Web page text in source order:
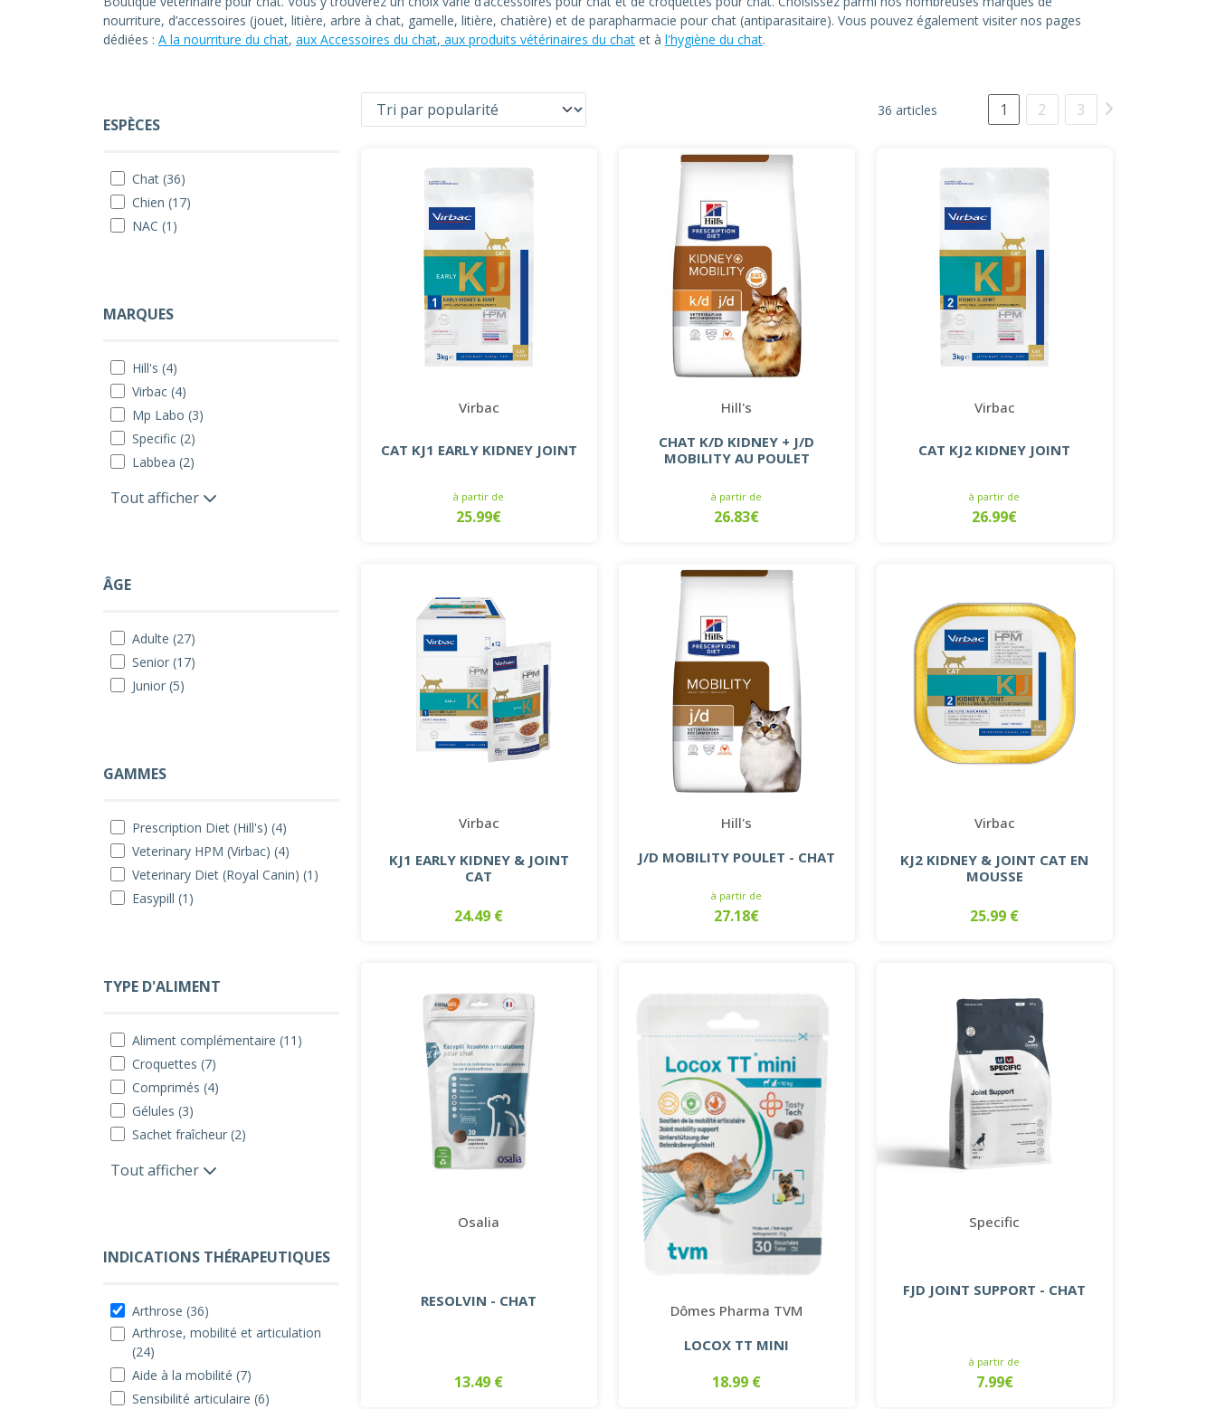
nourriture, d’accessoires (jouet, litière, arbre à chat, gamelle, litière, chatière) et de parapharmacie pour chat (antiparasitaire). Vous pouvez également visiter nos pages
dédiées : A la nourriture du chat, aux Accessoires du chat, aux produits vétérinaires du chat et à l'hygiène du chat.
ESPÈCES
Chat (36)
Chien (17)
NAC (1)
MARQUES
Hill's (4)
Virbac (4)
Mp Labo (3)
Specific (2)
Labbea (2)
Tout afficher
ÂGE
Adulte (27)
Senior (17)
Junior (5)
GAMMES
Prescription Diet (Hill's) (4)
Veterinary HPM (Virbac) (4)
Veterinary Diet (Royal Canin) (1)
Easypill (1)
TYPE D'ALIMENT
Aliment complémentaire (11)
Croquettes (7)
Comprimés (4)
Gélules (3)
Sachet fraîcheur (2)
Tout afficher
INDICATIONS THÉRAPEUTIQUES
Arthrose (36)
Arthrose, mobilité et articulation
(24)
Aide à la mobilité (7)
Sensibilité articulaire (6)
36 articles 1 2 3
Virbac
CAT KJ1 EARLY KIDNEY JOINT
à partir de
25.99€
Hill's
CHAT K/D KIDNEY + J/D
MOBILITY AU POULET
à partir de
26.83€
Virbac
CAT KJ2 KIDNEY JOINT
à partir de
26.99€
Virbac
KJ1 EARLY KIDNEY & JOINT
CAT
24.49 €
Hill's
J/D MOBILITY POULET - CHAT
à partir de
27.18€
Virbac
KJ2 KIDNEY & JOINT CAT EN
MOUSSE
25.99 €
Osalia
RESOLVIN - CHAT
13.49 €
Dômes Pharma TVM
LOCOX TT MINI
18.99 €
Specific
FJD JOINT SUPPORT - CHAT
à partir de
7.99€